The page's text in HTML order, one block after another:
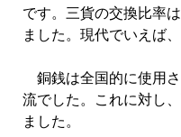
です。三貨の交換比率
ました。現代でいえば
銅銭は全国的に使用さ
流でした。これに対し
ました。